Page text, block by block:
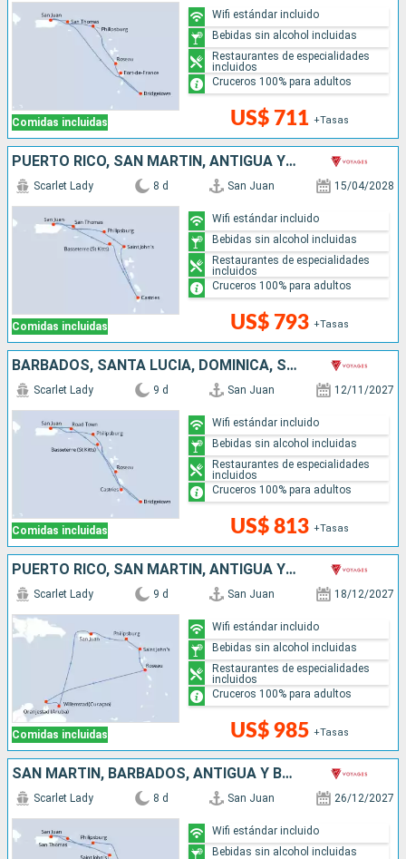
Comidas incluidas US$ 711 +Tasas
Wifi estándar incluido
Bebidas sin alcohol incluidas
Restaurantes de especialidades
incluidos
Cruceros 100% para adultos
PUERTO RICO, SAN MARTÍN, ANTIGUA Y BARBUDA, SANTA LUCIA
Comidas incluidas
Scarlet Lady 8 d San Juan 15/04/2028
US$ 793 +Tasas
Wifi estándar incluido
Bebidas sin alcohol incluidas
Restaurantes de especialidades
incluidos
Cruceros 100% para adultos
BARBADOS, SANTA LUCIA, DOMINICA, SAN MARTÍN, PUERTO RICO
Comidas incluidas
Scarlet Lady 9 d San Juan 12/11/2027
US$ 813 +Tasas
Wifi estándar incluido
Bebidas sin alcohol incluidas
Restaurantes de especialidades
incluidos
Cruceros 100% para adultos
PUERTO RICO, SAN MARTÍN, ANTIGUA Y BARBUDA, DOMINICA, ARUBA
Comidas incluidas
Scarlet Lady 9 d San Juan 18/12/2027
US$ 985 +Tasas
Wifi estándar incluido
Bebidas sin alcohol incluidas
Restaurantes de especialidades
incluidos
Cruceros 100% para adultos
SAN MARTÍN, BARBADOS, ANTIGUA Y BARBUDA, PUERTO RICO
Scarlet Lady 8 d San Juan 26/12/2027
Wifi estándar incluido
Bebidas sin alcohol incluidas